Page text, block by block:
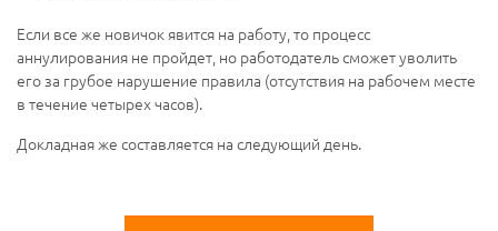
Если все же новичок явится на работу, то процесс
аннулирования не пройдет, но работодатель сможет уволить
его за грубое нарушение правила (отсутствия на рабочем месте
в течение четырех часов).
Докладная же составляется на следующий день.